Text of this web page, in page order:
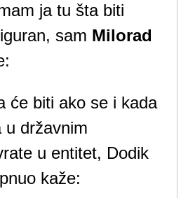
ja tu šta biti
sam Milorad
će biti ako se i kada
u državnim
u entitet, Dodik
kaže: